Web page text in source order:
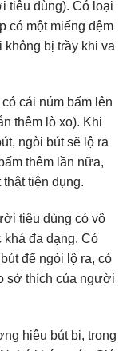
tiêu dùng). Có loại
có một miếng đệm
bị trầy khi va
cái núm bấm lên
thêm lò xo). Khi
ngòi bút sẽ lộ ra
thêm lần nữa,
tiện dụng.
tiêu dùng có vô
khá đa dạng. Có
để ngòi lộ ra, có
sở thích của người
hiệu bút bi, trong